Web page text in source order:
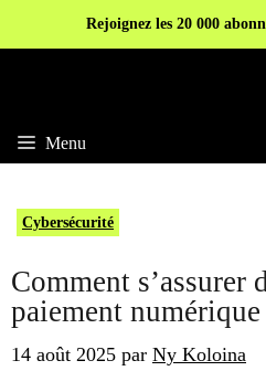
Rejoignez les 20 000
Menu
Cybersécurité
Comment s’assurer
paiement numérique
14 août 2025 par Ny Koloina